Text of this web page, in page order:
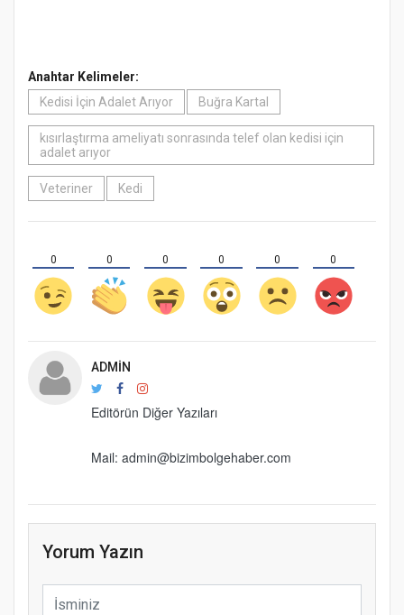
Anahtar Kelimeler:
Kedisi İçin Adalet Arıyor
Buğra Kartal
kısırlaştırma ameliyatı sonrasında telef olan kedisi için
adalet arıyor
Veteriner Kedi
0 0 0 0 0 0
ADMIN
Editörün Diğer Yazıları
Mail: admin@bizimbolgehaber.com
Yorum Yazın